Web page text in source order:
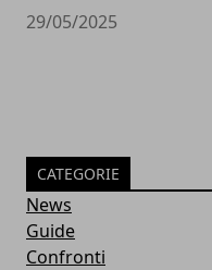
29/05/2025
CATEGORIE
News
Guide
Confronti